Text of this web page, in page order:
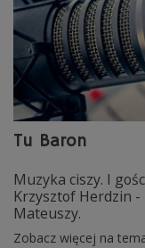
Tu Baron
Muzyka ciszy. I
Krzysztof Herdzin
Mateuszy.
Zobacz więcej na